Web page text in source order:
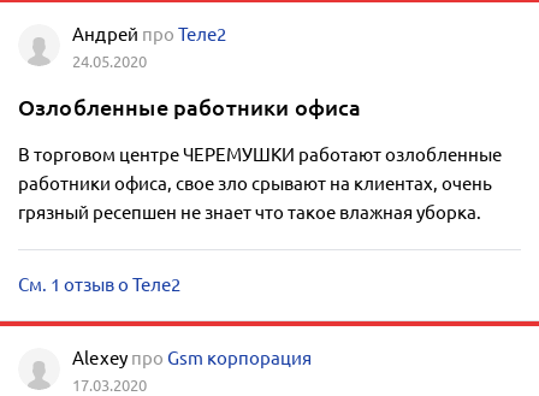
Андрей проТеле2
24.05.2020
Озлобленные работники офиса
В торговом центре ЧЕРЕМУШКИ работают озлобленные
работники офиса, свое зло срывают на клиентах, очень
грязный ресепшен не знает что такое влажная уборка.
См. 1 отзыв о Теле2
Alexey проGsm корпорация
17.03.2020